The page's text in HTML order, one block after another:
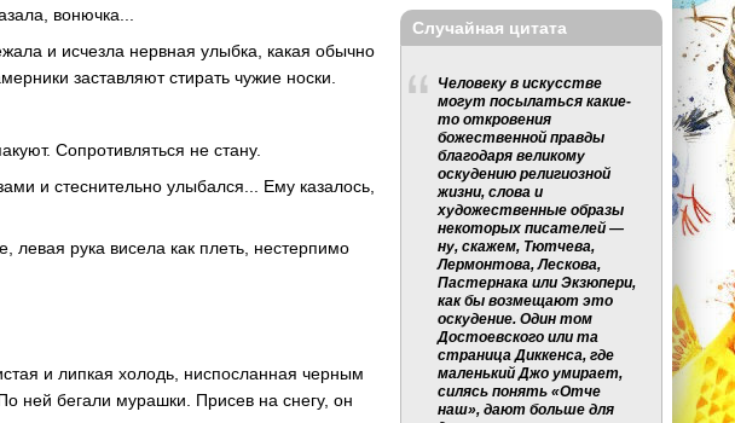
вонючка...
и исчезла нервная улыбка, какая обычно
заставляют стирать чужие носки.
Сопротивляться не стану.
и стеснительно улыбался... Ему казалось,
рука висела как плеть, нестерпимо
и липкая холодь, ниспосланная черным
ней бегали мурашки. Присев на снегу, он
Случайная цитата
Человеку в искусстве
могут посылаться какие-
то откровения
божественной правды
благодаря великому
оскудению религиозной
жизни, слова и
художественные образы
некоторых писателей —
ну, скажем, Тютчева,
Лермонтова, Лескова,
Пастернака или Экзюпери,
как бы возмещают это
оскудение. Один том
Достоевского или та
страница Диккенса, где
маленький Джо умирает,
силясь понять «Отче
наш», дают больше для